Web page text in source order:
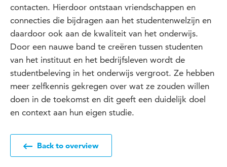
contacten. Hierdoor ontstaan vriendschappen en
connecties die bijdragen aan het studentenwelzijn en
daardoor ook aan de kwaliteit van het onderwijs.
Door een nauwe band te creëren tussen studenten
van het instituut en het bedrijfsleven wordt de
studentbeleving in het onderwijs vergroot. Ze hebben
meer zelfkennis gekregen over wat ze zouden willen
doen in de toekomst en dit geeft een duidelijk doel
en context aan hun eigen studie.
Back to overview